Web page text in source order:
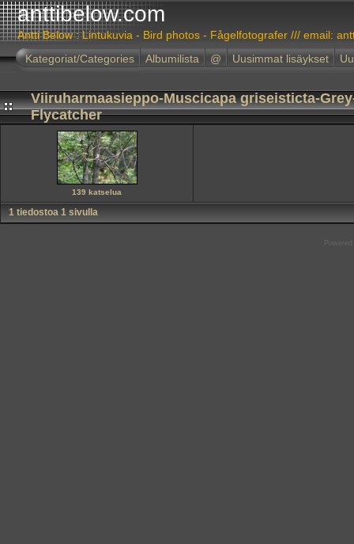
anttibelow.com
Antti Below : Lintukuvia - Bird photos - Fågelfotografer /// email:
Kategoriat/Categories
Albumilista @ Uusimmat lisäykset
Viiruharmaasieppo-Muscicapa griseisticta-
Flycatcher
139 katselua
1 tiedostoa 1 sivulla